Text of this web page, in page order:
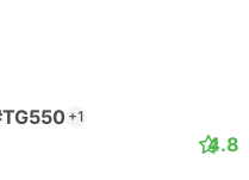
+1
4.8